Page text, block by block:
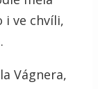
i ve chvíli,
Vágnera,